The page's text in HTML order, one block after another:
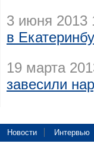
3 июня 2013
в
19 марта
завесили
Новости Интервью